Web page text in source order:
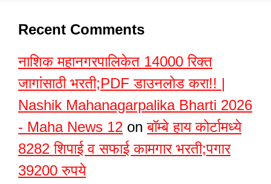
Recent Comments
नाशिक महानगरपालिकेत 14000 रिक्त
जागांसाठी भरती;PDF डाउनलोड करा!! |
Nashik Mahanagarpalika Bharti 2026
- Maha News 12 onबॉम्बे हाय कोर्टामध्ये
8282 शिपाई व सफाई कामगार भरती;पगार
39200 रुपये